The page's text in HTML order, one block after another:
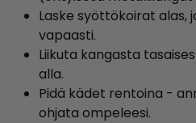
Laske syöttökoirat alas,
vapaasti.
Liikuta kangasta
alla.
Pidä kädet rentoina -
ohjata ompeleesi.